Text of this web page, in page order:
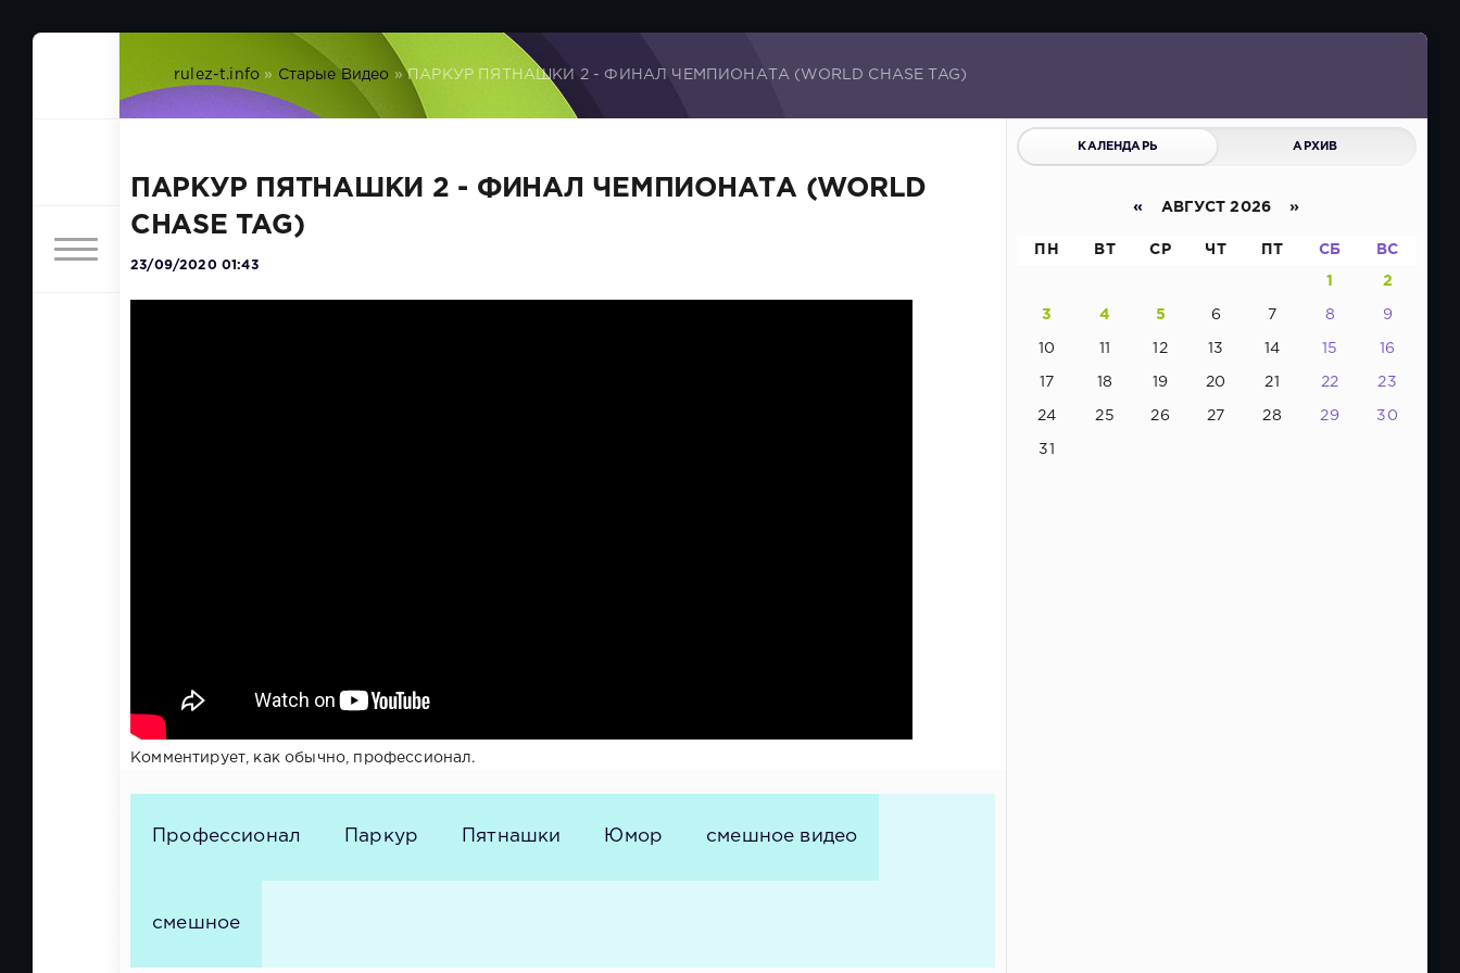
rulez-t.info » Старые Видео » ПАРКУР ПЯТНАШКИ 2 - ФИНАЛ ЧЕМПИОНАТА (WORLD CHASE TAG)
ПАРКУР ПЯТНАШКИ 2 - ФИНАЛ ЧЕМПИОНАТА (WORLD
CHASE TAG)
23/09/2020 01:43
Комментирует, как обычно, профессионал.
Профессионал Паркур Пятнашки Юмор смешное видео
смешное
КАЛЕНДАРЬ АРХИВ
« АВГУСТ 2026 »
ПН ВТ СР ЧТ ПТ СБ ВС
1 2
3 4 5 6 7 8 9
10 11 12 13 14 15 16
17 18 19 20 21 22 23
24 25 26 27 28 29 30
31